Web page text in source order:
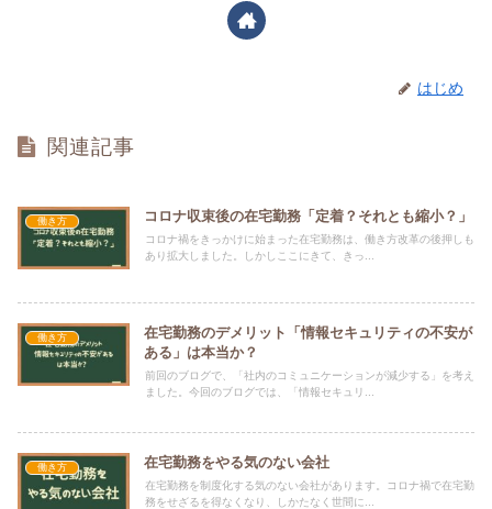
はじめ
関連記事
働き方 コロナ収束後の在宅勤務「定着？それとも縮小？」
コロナ禍をきっかけに始まった在宅勤務は、働き方改革の後押しも
あり拡大しました。しかしここにきて、きっ...
働き方
在宅勤務のデメリット「情報セキュリティの不安が
ある」は本当か？
前回のブログで、「社内のコミュニケーションが減少する」を考え
ました。今回のブログでは、「情報セキュリ...
働き方 在宅勤務をやる気のない会社
在宅勤務を制度化する気のない会社があります。コロナ禍で在宅勤
務をせざるを得なくなり、しかたなく世間に...